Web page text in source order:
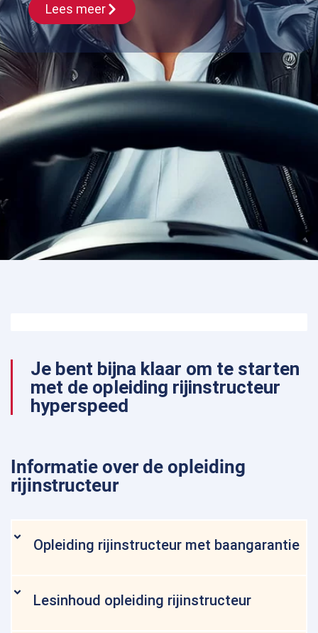
Lees meer
Je bent bijna klaar om te starten
met de opleiding rijinstructeur
hyperspeed
Informatie over de opleiding
rijinstructeur
Opleiding rijinstructeur met baangarantie
Lesinhoud opleiding rijinstructeur